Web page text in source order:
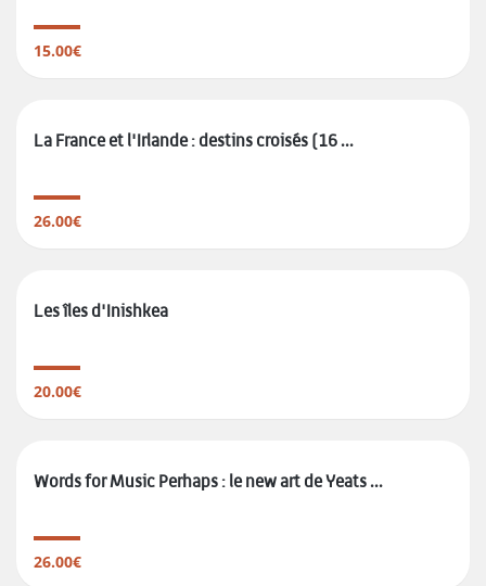
15.00€
La France et l'Irlande : destins croisés (16 ...
26.00€
Les îles d'Inishkea
20.00€
Words for Music Perhaps : le new art de Yeats ...
26.00€